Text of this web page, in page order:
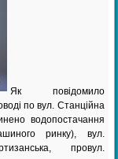
Як повідомило
по вул. Станційна
водопостачання
ринку), вул.
провул.